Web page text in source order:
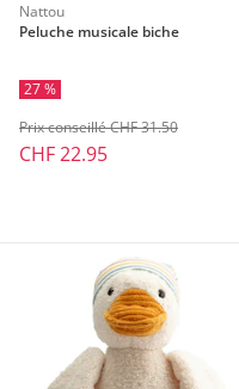
Nattou
Peluche musicale biche
27 %
CHF 22.95
Prix conseillé CHF 31.50